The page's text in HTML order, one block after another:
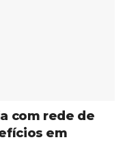
com rede de
em